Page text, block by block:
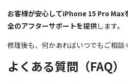
お客様が安心してiPhone 15 Pro Max
全のアフターサポートを提供します。
修理後も、何かあればいつでもご相談
よくある質問（FAQ）